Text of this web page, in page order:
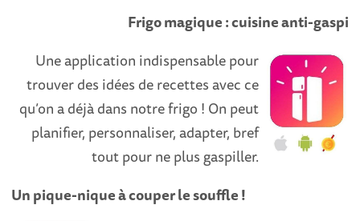
Frigo magique : cuisine anti-gaspi
Une application indispensable pour
trouver des idées de recettes avec ce
qu’on a déjà dans notre frigo ! On peut
planifier, personnaliser, adapter, bref
tout pour ne plus gaspiller.
Un pique-nique à couper le souffle !